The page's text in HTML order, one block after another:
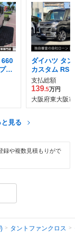
660
エ
ダイハツ タ
カスタム RS
エディション
支払総額
139.5万円
大阪府東大阪市
見る
録や複数見積もりがで
タントファンクロス